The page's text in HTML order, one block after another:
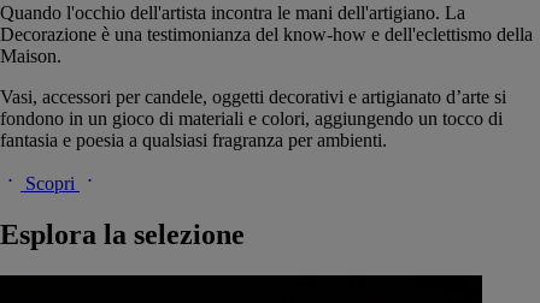
Quando l'occhio dell'artista incontra le mani dell'artigiano. La
Decorazione è una testimonianza del know-how e dell'eclettismo della
Maison.
Vasi, accessori per candele, oggetti decorativi e artigianato d’arte si
fondono in un gioco di materiali e colori, aggiungendo un tocco di
fantasia e poesia a qualsiasi fragranza per ambienti.
Scopri
Esplora la selezione